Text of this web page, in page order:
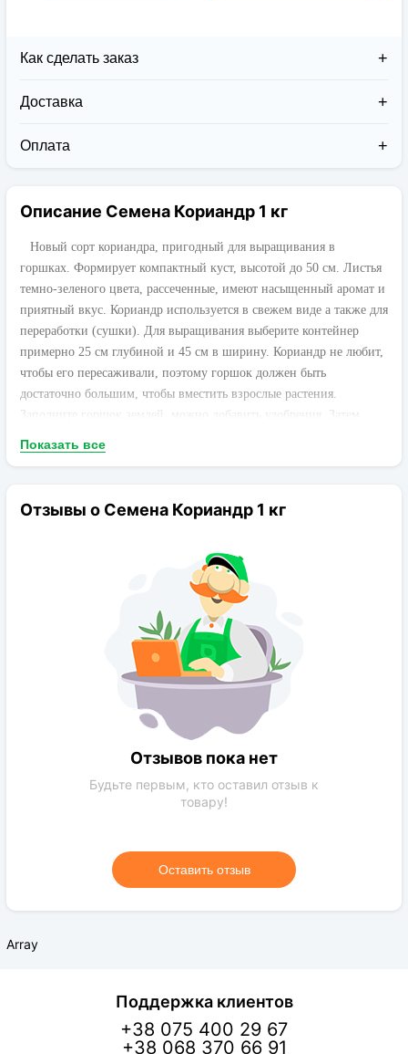
Как сделать заказ
Доставка
курьерскими службами:
транспортировки вплоть до 14 дней (с учётом
хранения на складе).
Оплата
На карту приват банка перед отправкой;
По выставленному счёту (реквизитам
Описание Семена Кориандр 1 кг
Новый сорт кориандра, пригодный для выращивания в
горшках. Формирует компактный куст, высотой до 50 см. Листья
темно-зеленого цвета, рассеченные, имеют насыщенный аромат и
приятный вкус. Кориандр используется в свежем виде а также для
переработки (сушки). Для выращивания выберите контейнер
примерно 25 см глубиной и 45 см в ширину. Кориандр не любит,
чтобы его пересаживали, поэтому горшок должен быть
достаточно большим, чтобы вместить взрослые растения.
Заполните горшок землей, можно добавить удобрения. Затем
влажной. Равномерно рассыпьте семена, сверху засыпьте слоем
подсвечивать люминесцентными лампами). Горшки на первых
проверяйте их, поливайте и проветривайте. Обрызгивайте землю
распылителем, чтобы поддерживать почву влажной. Кориандр
можно срезать, когда его стебли выросли высотой в десять
сантиметров. Еженедельно срезайте около двух третей листьев,
это будет стимулировать дальнейший рост растения. Таким
образом, можно собирать урожай кориандра до четырех раз с
Показать все
Отзывы о Семена Кориандр 1 кг
Отзывов пока нет
Будьте первым, кто оставил отзыв к
товару!
Оставить отзыв
Array
Поддержка клиентов
+38 075 400 29 67
+38 068 370 66 91